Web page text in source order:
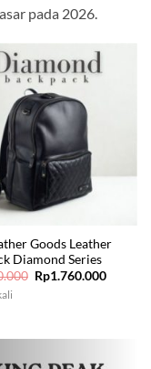
pada 2026.
Goods Leather
Diamond Series
Original
price
Rp1.760.000Current